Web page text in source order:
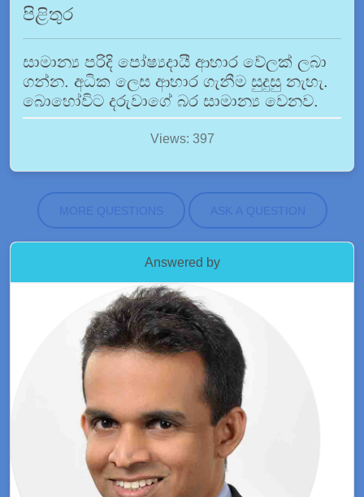
පිළිතුර
සාමාන්‍ය පරිදි පෝෂ්‍යදායී ආහාර වේලක් ලබා
ගන්න. අධික ලෙස ආහාර ගැනීම සුදුසු නැහැ.
බොහෝවිට දරුවාගේ බර සාමාන්‍ය වෙනව.
Views: 397
MORE QUESTIONS ASK A QUESTION
Answered by